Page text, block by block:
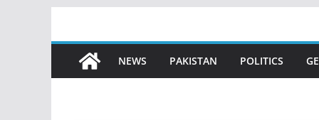
content
NEWS PAKISTAN POLITICS